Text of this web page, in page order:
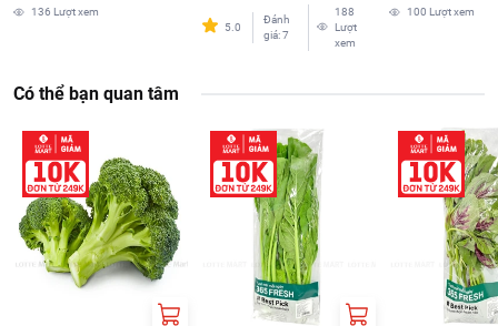
136 Lượt xem
5.0
Đánh
giá:7
188
Lượt
xem
100 Lượt xem
Có thể bạn quan tâm